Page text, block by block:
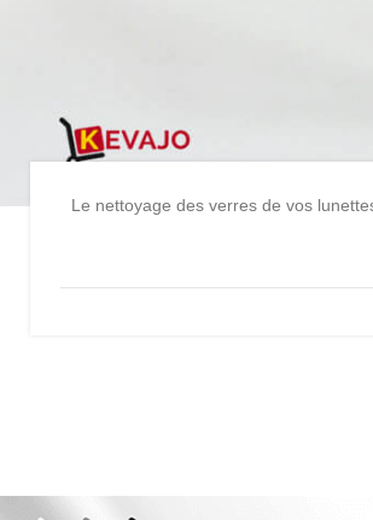
Le nettoyage des verres de vos